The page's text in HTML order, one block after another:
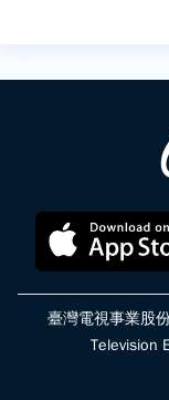
臺灣電視事業股
Television